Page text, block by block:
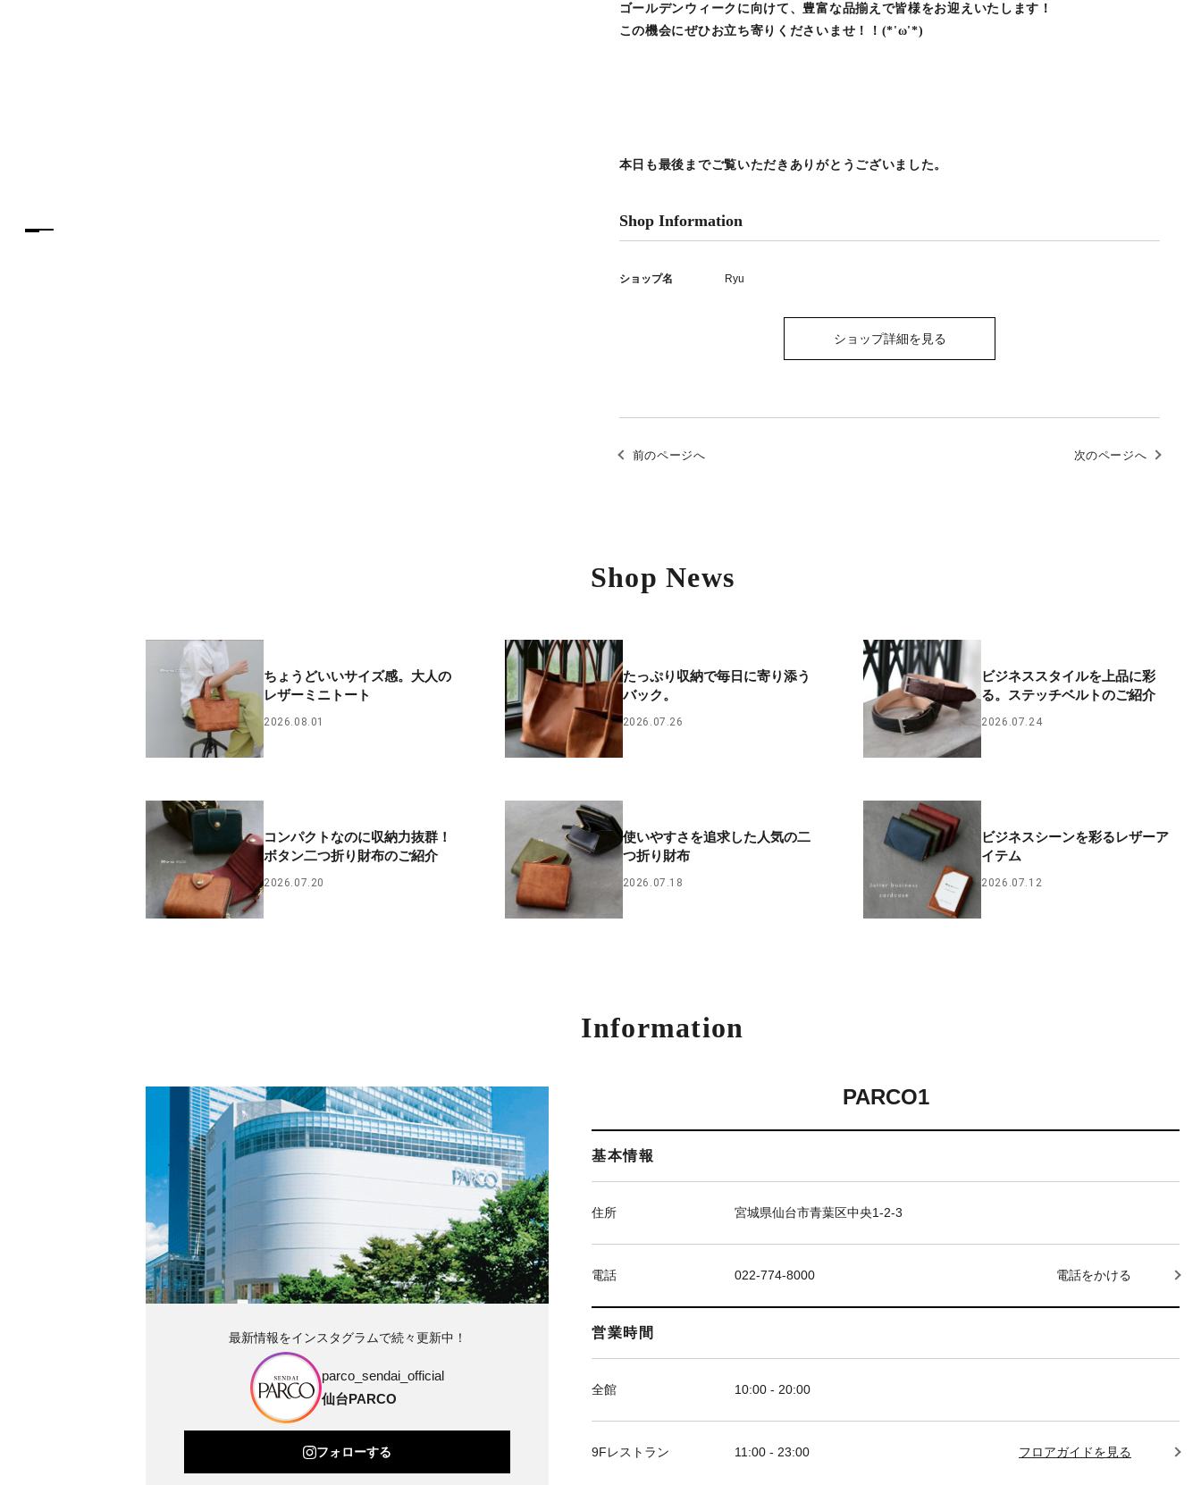
ゴールデンウィークに向けて、豊富な品揃えで皆様をお迎えいたします！
この機会にぜひお立ち寄りくださいませ！！(*'ω'*)
本日も最後までご覧いただきありがとうございました。
Shop Information
ショップ名 Ryu
ショップ詳細を見る
前のページへ 次のページへ
Shop News
ちょうどいいサイズ感。大人の
レザーミニトート
2026.08.01
たっぷり収納で毎日に寄り添う
バック。
2026.07.26
ビジネススタイルを上品に彩
る。ステッチベルトのご紹介
2026.07.24
コンパクトなのに収納力抜群！
ボタン二つ折り財布のご紹介
2026.07.20
使いやすさを追求した人気の二
つ折り財布
2026.07.18
ビジネスシーンを彩るレザーア
イテム
2026.07.12
Information
PARCO1
基本情報
住所 宮城県仙台市青葉区中央1-2-3
電話 022-774-8000 電話をかける
営業時間
全館 10:00 - 20:00
9Fレストラン 11:00 - 23:00 フロアガイドを見る
最新情報をインスタグラムで続々更新中！
parco_sendai_official
仙台PARCO
フォローする